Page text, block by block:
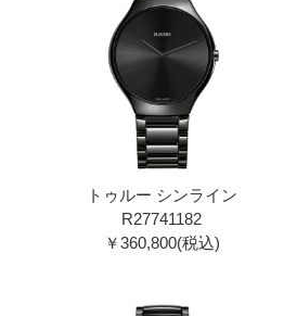
トゥルー シンライン
R27741182
￥360,800(税込)